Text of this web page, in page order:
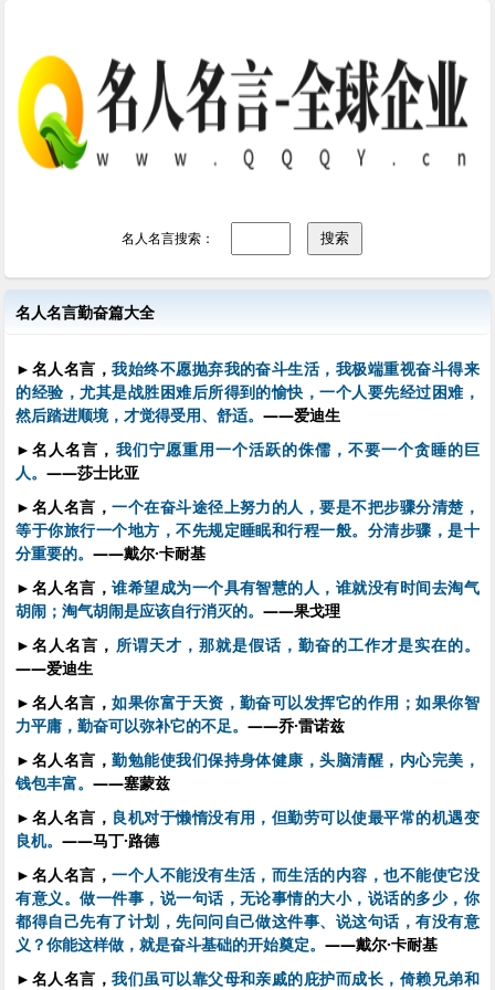
名人名言搜索：
名人名言勤奋篇大全
► 名人名言，我始终不愿抛弃我的奋斗生活，我极端重视奋斗得来
的经验，尤其是战胜困难后所得到的愉快，一个人要先经过困难，
然后踏进顺境，才觉得受用、舒适。——爱迪生
► 名人名言， 我们宁愿重用一个活跃的侏儒，不要一个贪睡的巨
人。——莎士比亚
► 名人名言，一个在奋斗途径上努力的人，要是不把步骤分清楚，
等于你旅行一个地方，不先规定睡眠和行程一般。分清步骤，是十
分重要的。——戴尔·卡耐基
► 名人名言，谁希望成为一个具有智慧的人，谁就没有时间去淘气
胡闹；淘气胡闹是应该自行消灭的。——果戈理
► 名人名言， 所谓天才，那就是假话，勤奋的工作才是实在的。
——爱迪生
► 名人名言，如果你富于天资，勤奋可以发挥它的作用；如果你智
力平庸，勤奋可以弥补它的不足。——乔·雷诺兹
► 名人名言，勤勉能使我们保持身体健康，头脑清醒，内心完美，
钱包丰富。——塞蒙兹
► 名人名言， 良机对于懒惰没有用，但勤劳可以使最平常的机遇变
良机。——马丁·路德
► 名人名言，一个人不能没有生活，而生活的内容，也不能使它没
有意义。做一件事，说一句话，无论事情的大小，说话的多少，你
都得自己先有了计划，先问问自己做这件事、说这句话，有没有意
义？你能这样做，就是奋斗基础的开始奠定。——戴尔·卡耐基
► 名人名言，我们虽可以靠父母和亲戚的庇护而成长，倚赖兄弟和